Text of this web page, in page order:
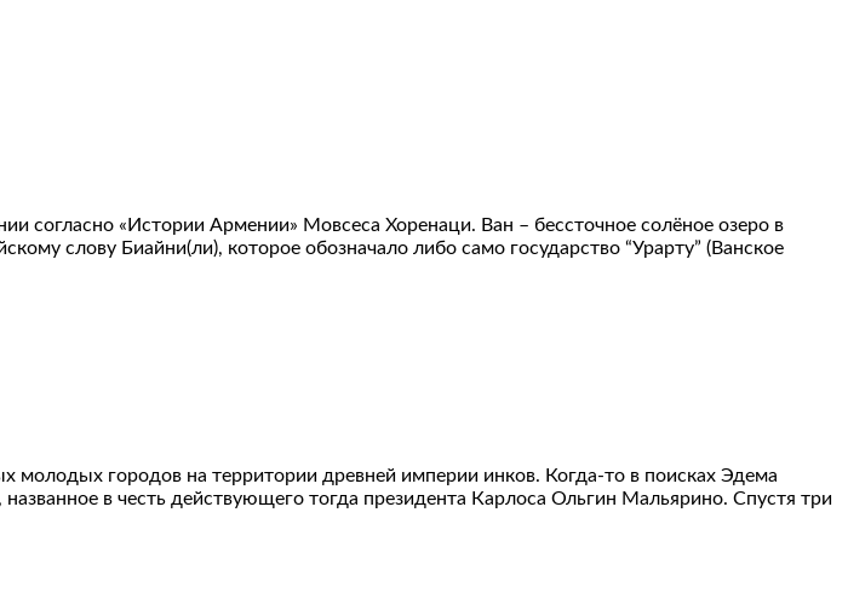
согласно «Истории Армении» Мовсеса Хоренаци. Ван – бессточное солёное озеро в
слову Биайни(ли), которое обозначало либо само государство “Урарту” (Ванское
городов на территории древней империи инков. Когда-то в поисках Эдема
в честь действующего тогда президента Карлоса Ольгин Мальярино. Спустя три